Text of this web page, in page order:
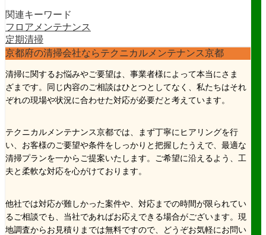
関連キーワード
フロアメンテナンス
定期清掃
京都府の清掃会社ならテクニカルメンテナンス京都
清掃に関するお悩みやご要望は、事業者様によって本当にさま
ざまです。同じ内容のご相談はひとつとしてなく、私たちはそれ
ぞれの現場や状況に合わせた対応が必要だと考えています。
テクニカルメンテナンス京都では、まず丁寧にヒアリングを行
い、お客様のご要望や条件をしっかりと把握したうえで、最適な
清掃プランを一からご提案いたします。ご希望に沿えるよう、工
夫と柔軟な対応を心がけております。
他社では対応が難しかった案件や、対応までの時間が限られてい
るご相談でも、当社であればお応えできる場合がございます。現
地調査からお見積りまでは無料ですので、どうぞお気軽にお問い